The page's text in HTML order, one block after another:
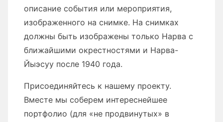
описание события или мероприятия,
изображенного на снимке. На снимках
должны быть изображены только Нарва с
ближайшими окрестностями и Нарва-
Йыэсуу после 1940 года.
Присоединяйтесь к нашему проекту.
Вместе мы соберем интереснейшее
портфолио (для «не продвинутых» в